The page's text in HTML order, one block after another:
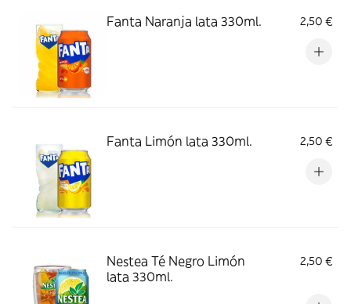
Fanta Naranja lata 330ml. 2,50 €
Fanta Limón lata 330ml. 2,50 €
Nestea Té Negro Limón
lata 330ml.
2,50 €